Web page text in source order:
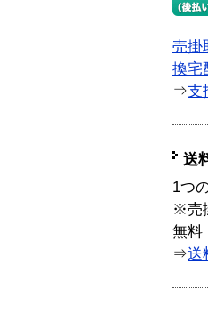
売掛
換宅
⇒支
送
1つ
※売
無料
⇒送